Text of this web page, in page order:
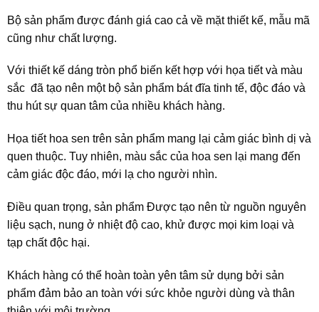
Bộ sản phẩm được đánh giá cao cả về mặt thiết kế, mẫu mã
cũng như chất lượng.
Với thiết kế dáng tròn phổ biến kết hợp với họa tiết và màu
sắc đã tạo nên một bộ sản phẩm bát đĩa tinh tế, độc đáo và
thu hút sự quan tâm của nhiều khách hàng.
Họa tiết hoa sen trên sản phẩm mang lại cảm giác bình dị và
quen thuộc. Tuy nhiên, màu sắc của hoa sen lại mang đến
cảm giác độc đáo, mới lạ cho người nhìn.
Điều quan trọng, sản phẩm Được tạo nên từ nguồn nguyên
liệu sạch, nung ở nhiệt độ cao, khử được mọi kim loại và
tạp chất độc hại.
Khách hàng có thể hoàn toàn yên tâm sử dụng bởi sản
phẩm đảm bảo an toàn với sức khỏe người dùng và thân